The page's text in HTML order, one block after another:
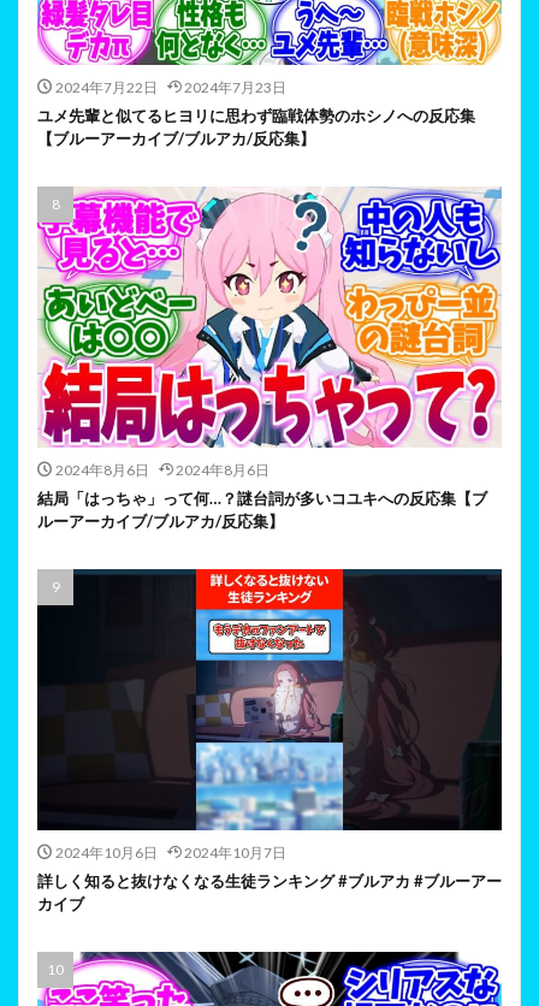
2024年7月22日 2024年7月23日
ユメ先輩と似てるヒヨリに思わず臨戦体勢のホシノへの反応集
【ブルーアーカイブ/ブルアカ/反応集】
2024年8月6日 2024年8月6日
結局「はっちゃ」って何…？謎台詞が多いコユキへの反応集【ブ
ルーアーカイブ/ブルアカ/反応集】
2024年10月6日 2024年10月7日
詳しく知ると抜けなくなる生徒ランキング #ブルアカ #ブルーアー
カイブ